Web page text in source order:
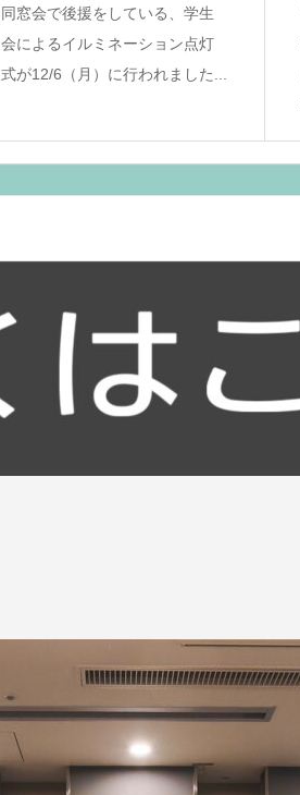
同窓会で後援をしている、学生
会によるイルミネーション点灯
式が12/6（月）に行われました...